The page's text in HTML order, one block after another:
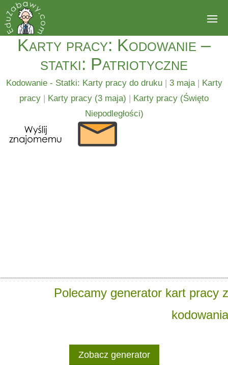
Karty pracy: Kodowanie –
statki: Patriotyczne
Kodowanie - Statki: Karty pracy do druku| 3 maja| Karty
pracy | Karty pracy (3 maja) | Karty pracy (Święto
Niepodległości)
Polecamy generator kart pracy z
kodowania
Zobacz generator